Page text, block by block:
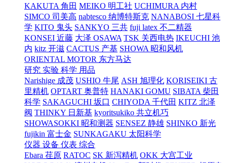
KAKUTA 角田 MEIKO 明工社 UCHIMURA 内村
SIMCO 司美高 nabtesco 纳博特斯克 NANABOSI 七星科
学 KITO 鬼头 SANKYO 三共 fuji latex 不二精器
KONSEI 近藤 大泽 OSAWA TSK 关西电热 IKEUCHI 池
内 kitz 开滋 CACTUS 产基 SHOWA 昭和风机
ORIENTAL MOTOR 东方马达
研究 实验 科学 用品
Narishige 成茂 USHIO 牛尾 ASH 旭理化 KORISEIKI 古
里精机 OPTART 奥普特 HANAKI GOMU SIBATA 柴田
科学 SAKAGUCHI 坂口 CHIYODA 千代田 KITZ 北泽
阀 THINKY 日新基 kyoritsukiko 共立机巧
SHOWASOKKI 昭和测器 SENSEZ 静雄 SHINKO 新光
fujikin 富士金 SUNKAGAKU 太阳科学
仪器 设备 仪表 综合
Ebara 荏原 RATOC SK 新泻精机 OKK 大宫工业